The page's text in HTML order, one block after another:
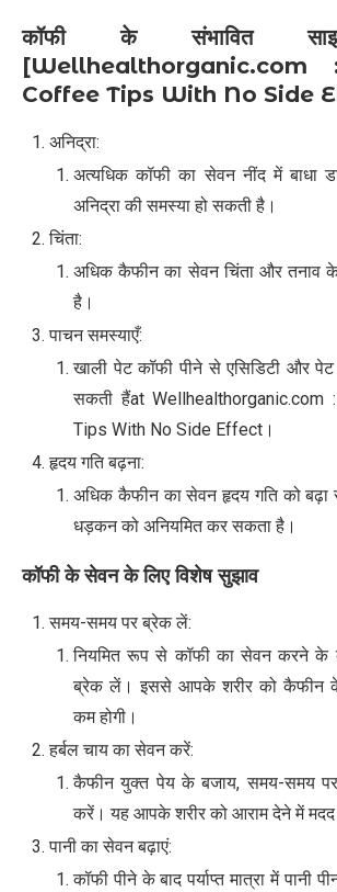
कॉफी के संभावित
Coffee Tips With No Side
अनिद्रा:
अत्यधिक कॉफी का सेवन नींद में बाधा
अनिद्रा की समस्या हो सकती है।
चिंता:
अधिक कैफीन का सेवन चिंता और तनाव
है।
पाचन समस्याएँ:
खाली पेट कॉफी पीने से एसिडिटी और
सकती हैंat Wellhealthorganic.com
Tips With No Side Effect।
हृदय गति बढ़ना:
अधिक कैफीन का सेवन हृदय गति को
धड़कन को अनियमित कर सकता है।
कॉफी के सेवन के लिए विशेष सुझाव
समय-समय पर ब्रेक लें:
नियमित रूप से कॉफी का सेवन करने के
ब्रेक लें। इससे आपके शरीर को कैफीन के
कम होगी।
हर्बल चाय का सेवन करें:
कैफीन युक्त पेय के बजाय, समय-समय पर
करें। यह आपके शरीर को आराम देने में मदद
पानी का सेवन बढ़ाएं:
कॉफी पीने के बाद पर्याप्त मात्रा में पानी